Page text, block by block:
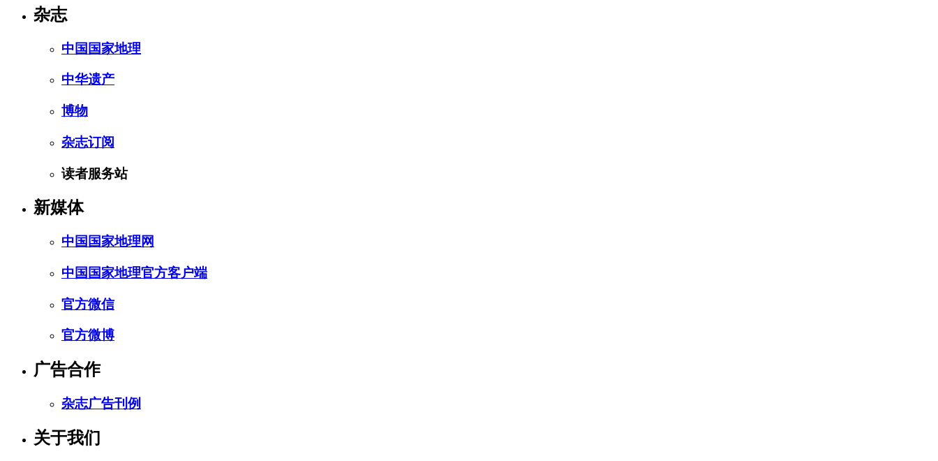
杂志
中国国家地理
中华遗产
博物
杂志订阅
读者服务站
新媒体
中国国家地理网
中国国家地理官方客户端
官方微信
官方微博
广告合作
杂志广告刊例
关于我们